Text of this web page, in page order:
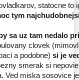
statocne to
tym
sa uz tam nedalo
clovek
a podobne) si je
smerak si
Ved miska sosovice